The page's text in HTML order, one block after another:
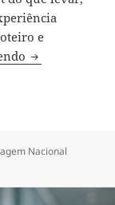
e
Melhores
Nacional
guia por região e